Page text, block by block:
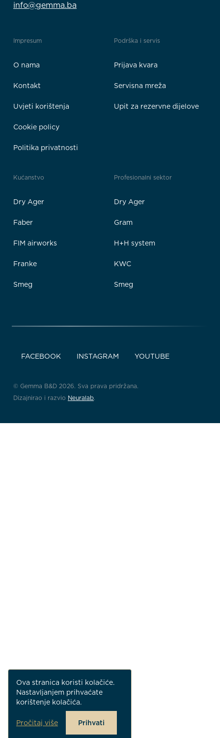
info@gemma.ba
Impresum
O nama
Kontakt
Uvjeti korištenja
Cookie policy
Politika privatnosti
Podrška i servis
Prijava kvara
Servisna mreža
Upit za rezervne dijelove
Kućanstvo
Dry Ager
Faber
FIM airworks
Franke
Smeg
Profesionalni sektor
Dry Ager
Gram
H+H system
KWC
Smeg
FACEBOOK INSTAGRAM YOUTUBE
© Gemma B&D 2026. Sva prava pridržana.
Dizajnirao i razvio Neuralab.
Ova stranica koristi kolačiće.
Nastavljanjem prihvaćate
korištenje kolačića.
Pročitaj više Prihvati